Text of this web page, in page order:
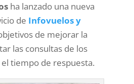
ha lanzado una nueva
de Infovuelos y
de mejorar la
las consultas de los
tiempo de respuesta.